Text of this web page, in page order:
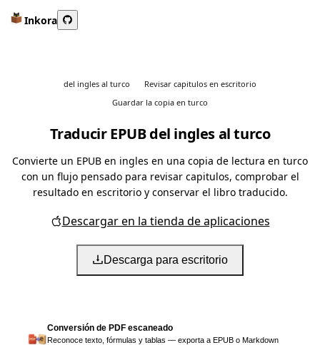
Inkora
del ingles al turco
Revisar capitulos en escritorio
Guardar la copia en turco
Traducir EPUB del ingles al turco
Convierte un EPUB en ingles en una copia de lectura en turco
con un flujo pensado para revisar capitulos, comprobar el
resultado en escritorio y conservar el libro traducido.
Descargar en la tienda de aplicaciones
Descarga para escritorio
Conversión de PDF escaneado
Reconoce texto, fórmulas y tablas — exporta a EPUB o Markdown